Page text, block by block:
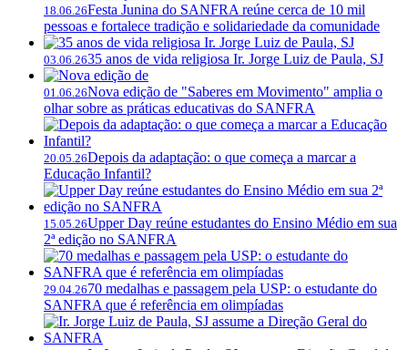
18.06.26Festa Junina do SANFRA reúne cerca de 10 mil
pessoas e fortalece tradição e solidariedade da comunidade
03.06.2635 anos de vida religiosa Ir. Jorge Luiz de Paula, SJ
01.06.26Nova edição de "Saberes em Movimento" amplia o
olhar sobre as práticas educativas do SANFRA
20.05.26Depois da adaptação: o que começa a marcar a
Educação Infantil?
15.05.26Upper Day reúne estudantes do Ensino Médio em sua
2ª edição no SANFRA
29.04.2670 medalhas e passagem pela USP: o estudante do
SANFRA que é referência em olimpíadas